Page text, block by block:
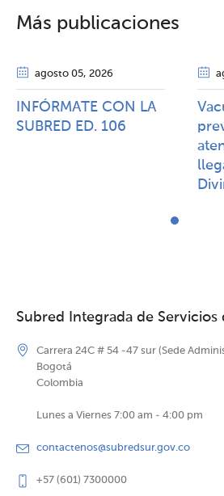
Más publicaciones
agosto 05, 2026
INFÓRMATE CON LA
SUBRED ED. 106
Subred Integrada de Servicios
Carrera 24C # 54 -47 sur (Sede
Bogotá
Colombia
Lunes a Viernes 7:00 am - 4:00 pm
contactenos@subredsur.gov.co
+57 (601) 7300000